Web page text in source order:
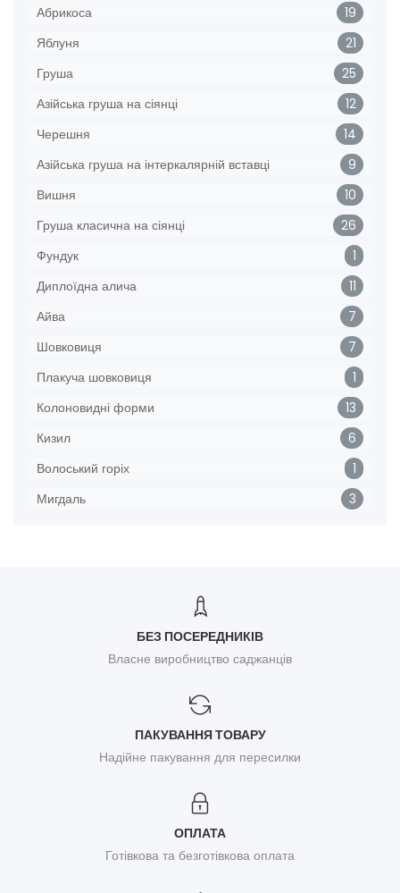
Абрикоса
19
Яблуня
21
Груша
25
Азійська груша на сіянці
12
Черешня
14
Азійська груша на інтеркалярній вставці
9
Вишня
10
Груша класична на сіянці
26
Фундук
1
Диплоїдна алича
11
Айва
7
Шовковиця
7
Плакуча шовковиця
1
Колоновидні форми
13
Кизил
6
Волоський горіх
1
Мигдаль
3
БЕЗ ПОСЕРЕДНИКІВ
Власне виробництво саджанців
ПАКУВАННЯ ТОВАРУ
Надійне пакування для пересилки
ОПЛАТА
Готівкова та безготівкова оплата